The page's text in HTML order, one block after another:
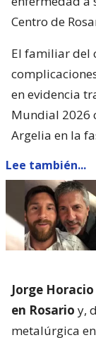
Centro de
El familiar del
en evidencia
Mundial 2026
Argelia en la
Lee también...
Jorge
en Rosario y,
metalúrgica